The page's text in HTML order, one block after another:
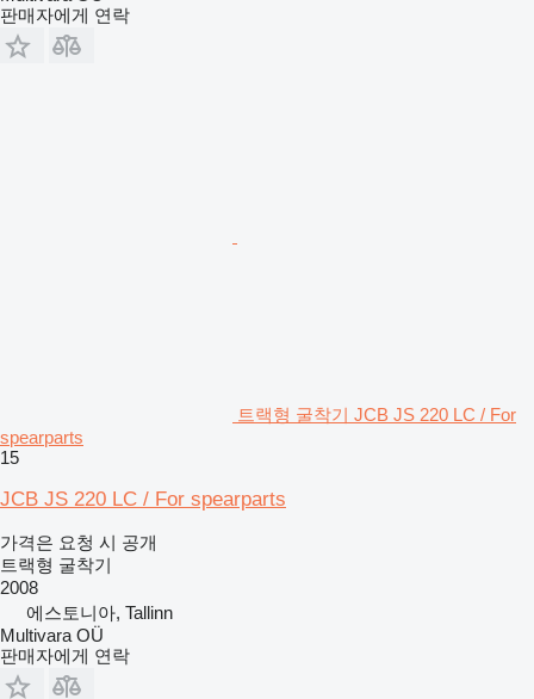
판매자에게 연락
트랙형 굴착기 JCB JS 220 LC / For
spearparts
15
JCB JS 220 LC / For spearparts
가격은 요청 시 공개
트랙형 굴착기
2008
에스토니아, Tallinn
Multivara OÜ
판매자에게 연락